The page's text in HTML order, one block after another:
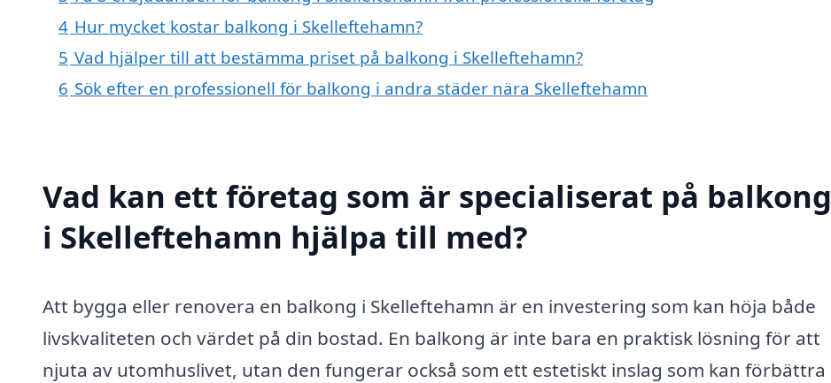
4 Hur mycket kostar balkong i Skelleftehamn?
5 Vad hjälper till att bestämma priset på balkong i Skelleftehamn?
6 Sök efter en professionell för balkong i andra städer nära Skelleftehamn
Vad kan ett företag som är specialiserat på balkong
i Skelleftehamn hjälpa till med?
Att bygga eller renovera en balkong i Skelleftehamn är en investering som kan höja både
livskvaliteten och värdet på din bostad. En balkong är inte bara en praktisk lösning för att
njuta av utomhuslivet, utan den fungerar också som ett estetiskt inslag som kan förbättra